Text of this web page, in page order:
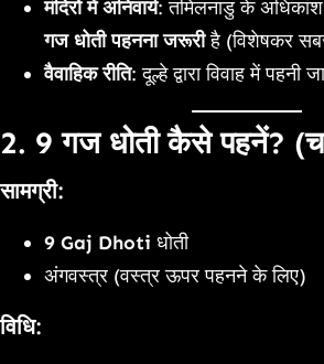
मंदिरों में अनिवार्य: तमिलनाडु के अधिकांश
गज धोती पहनना जरूरीहै (विशेषकर
वैवाहिक रीति: दूल्हे द्वारा विवाह में पहनी
2. 9 गज धोती कैसे पहनें?
सामग्री:
9 Gaj Dhoti धोती
अंगवस्त्र (वस्त्र ऊपर पहनने के लिए)
विधि: